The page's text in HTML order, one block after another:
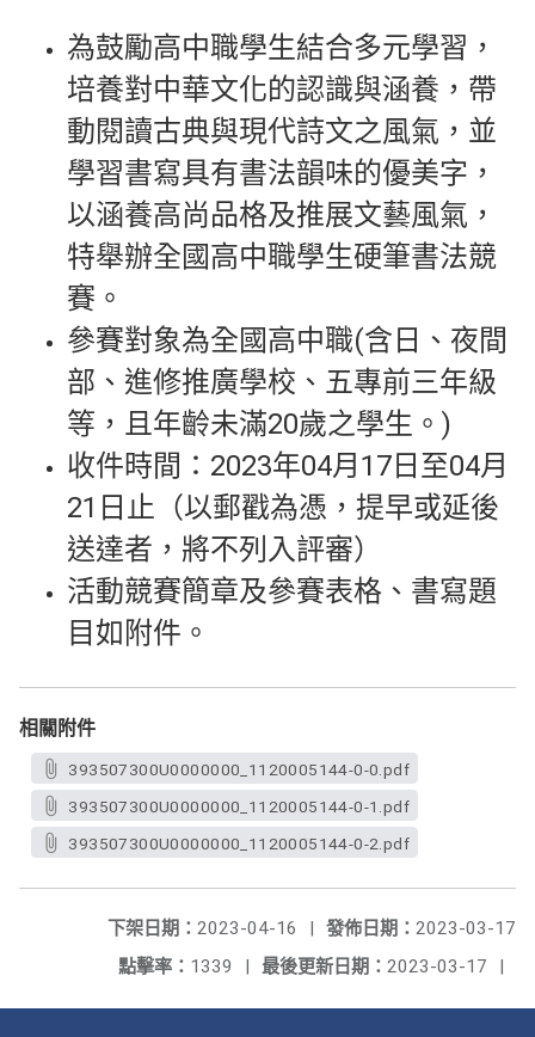
為鼓勵高中職學生結合多元學習，
培養對中華文化的認識與涵養，帶
動閱讀古典與現代詩文之風氣，並
學習書寫具有書法韻味的優美字，
以涵養高尚品格及推展文藝風氣，
特舉辦全國高中職學生硬筆書法競
賽。
參賽對象為全國高中職(含日、夜間
部、進修推廣學校、五專前三年級
等，且年齡未滿20歲之學生。)
收件時間：2023年04月17日至04月
21日止（以郵戳為憑，提早或延後
送達者，將不列入評審）
活動競賽簡章及參賽表格、書寫題
目如附件。
相關附件
393507300U0000000_1120005144-0-0.pdf
393507300U0000000_1120005144-0-1.pdf
393507300U0000000_1120005144-0-2.pdf
發佈日期： 2023-03-17
下架日期： 2023-04-16
|
最後更新日期： 2023-03-17 |
點擊率： 1339 |